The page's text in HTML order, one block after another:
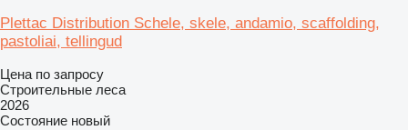
Plettac Distribution Schele, skele, andamio, scaffolding,
pastoliai, tellingud
Цена по запросу
Строительные леса
2026
Состояние новый